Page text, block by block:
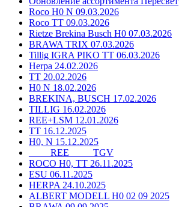
Roco H0 N 09.03.2026
Roco TT 09.03.2026
Rietze Brekina Busch H0 07.03.2026
BRAWA TRIX 07.03.2026
Tillig IGRA PIKO TT 06.03.2026
Herpa 24.02.2026
TT 20.02.2026
H0 N 18.02.2026
BREKINA, BUSCH 17.02.2026
TILLIG 16.02.2026
REE+LSM 12.01.2026
TT 16.12.2025
H0, N 15.12.2025
____ REE ____ TGV
ROCO H0, TT 26.11.2025
ESU 06.11.2025
HERPA 24.10.2025
ALBERT MODELL H0 02 09 2025